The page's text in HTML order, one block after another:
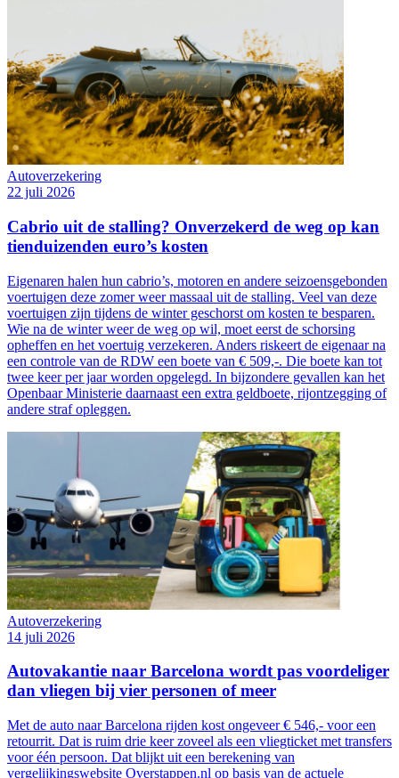
Autoverzekering
22 juli 2026
Cabrio uit de stalling? Onverzekerd de weg op kan
tienduizenden euro’s kosten
Eigenaren halen hun cabrio’s, motoren en andere seizoensgebonden
voertuigen deze zomer weer massaal uit de stalling. Veel van deze
voertuigen zijn tijdens de winter geschorst om kosten te besparen.
Wie na de winter weer de weg op wil, moet eerst de schorsing
opheffen en het voertuig verzekeren. Anders riskeert de eigenaar na
een controle van de RDW een boete van € 509,-. Die boete kan tot
twee keer per jaar worden opgelegd. In bijzondere gevallen kan het
Openbaar Ministerie daarnaast een extra geldboete, rijontzegging of
andere straf opleggen.
Autoverzekering
14 juli 2026
Autovakantie naar Barcelona wordt pas voordeliger
dan vliegen bij vier personen of meer
Met de auto naar Barcelona rijden kost ongeveer € 546,- voor een
retourrit. Dat is ruim drie keer zoveel als een vliegticket met transfers
voor één persoon. Dat blijkt uit een berekening van
vergelijkingswebsite Overstappen.nl op basis van de actuele